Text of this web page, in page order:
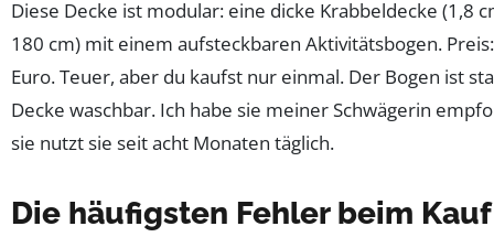
Diese Decke ist modular: eine dicke Krabbeldecke (1,8
180 cm) mit einem aufsteckbaren Aktivitätsbogen.
Euro. Teuer, aber du kaufst nur einmal. Der Bogen ist
Decke waschbar. Ich habe sie meiner Schwägerin
sie nutzt sie seit acht Monaten täglich.
Die häufigsten Fehler beim Kauf